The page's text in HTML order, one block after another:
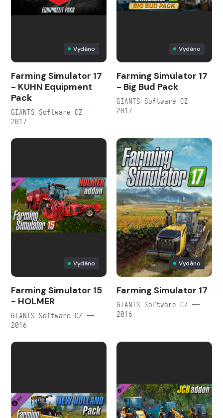
Vydáno
Farming Simulator 17
- KUHN Equipment
Pack
GIANTS Software CZ —
2017
Vydáno
Farming Simulator 17
- Big Bud Pack
GIANTS Software CZ —
2017
Vydáno
Farming Simulator 15
- HOLMER
GIANTS Software CZ —
2016
Vydáno
Farming Simulator 17
GIANTS Software CZ —
2016